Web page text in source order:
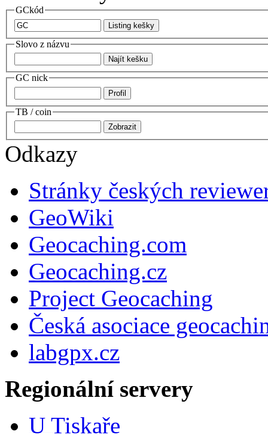
GCkód
Slovo z názvu
GC nick
TB / coin
Odkazy
Stránky českých
GeoWiki
Geocaching.com
Geocaching.cz
Project Geocaching
Česká asociace
labgpx.cz
Regionální servery
U Tiskaře